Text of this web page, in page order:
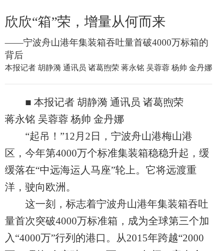
欣欣“箱”荣，增量从何而来
——宁波舟山港年集装箱吞吐量首破4000万标箱的
背后
本报记者 胡静漪 通讯员 诸葛煦荣 蒋永铭 吴蓉蓉 杨帅 金丹娜
■ 本报记者 胡静漪 通讯员 诸葛煦荣
蒋永铭 吴蓉蓉 杨帅 金丹娜
“起吊！”12月2日，宁波舟山港梅山港
区，今年第4000万个标准集装箱稳稳升起，缓
缓落在“中远海运人马座”轮上。它将远渡重
洋，驶向欧洲。
这一刻，标志着宁波舟山港年集装箱吞吐
量首次突破4000万标准箱，成为全球第三个加
入“4000万”行列的港口。从2015年跨越“2000